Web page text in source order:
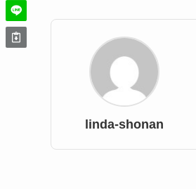
linda-shonan